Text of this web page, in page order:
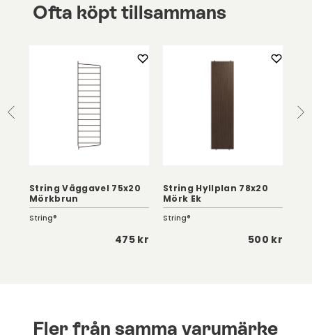
Ofta köpt tillsammans
String Väggavel 75x20
Mörkbrun
String®
475 kr
String Hyllplan 78x20
Mörk Ek
String®
500 kr
Fler från samma varumärke